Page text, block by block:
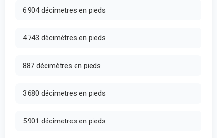
6 904 décimètres en pieds
4 743 décimètres en pieds
887 décimètres en pieds
3 680 décimètres en pieds
5 901 décimètres en pieds